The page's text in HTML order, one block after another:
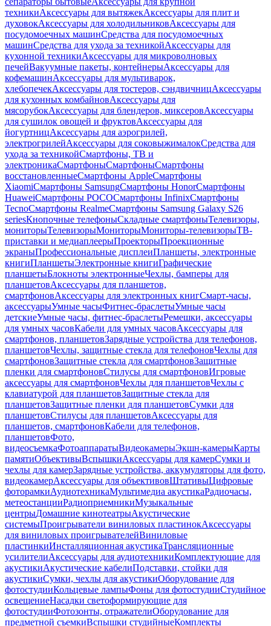
техникиАксессуары для вытяжекАксессуары для плит и
духовокАксессуары для холодильниковАксессуары для
посудомоечных машинСредства для посудомоечных
машинСредства для ухода за техникойАксессуары для
кухонной техникиАксессуары для микроволновых
печейВакуумные пакеты, контейнерыАксессуары для
кофемашинАксессуары для мультиварок,
хлебопечекАксессуары для тостеров, сэндвичницАксессуары
для кухонных комбайновАксессуары для
мясорубокАксессуары для блендеров, миксеровАксессуары
для сушилок овощей и фруктовАксессуары для
йогуртницАксессуары для аэрогрилей,
электрогрилейАксессуары для соковыжималокСредства для
ухода за техникойСмартфоны, ТВ и
электроникаСмартфоныСмартфоныСмартфоны
восстановленныеСмартфоны AppleСмартфоны
XiaomiСмартфоны SamsungСмартфоны HonorСмартфоны
HuaweiСмартфоны POCOСмартфоны InfinixСмартфоны
TecnoСмартфоны RealmeСмартфоны Samsung Galaxy S26
seriesКнопочные телефоныСкладные смартфоныТелевизоры,
мониторыТелевизорыМониторыМониторы-телевизорыТВ-
приставки и медиаплеерыПроекторыПроекционные
экраныПрофессиональные дисплеиПланшеты, электронные
книгиПланшетыЭлектронные книгиГрафические
планшетыБлокноты электронныеЧехлы, бамперы для
планшетовАксессуары для планшетов,
смартфоновАксессуары для электронных книгСмарт-часы,
аксессуарыУмные часыФитнес-браслетыУмные часы
детскиеУмные часы, фитнес-браслетыРемешки, аксессуары
для умных часовКабели для умных часовАксессуары для
смартфонов, планшетовЗарядные устройства для телефонов,
планшетовЧехлы, защитные стекла для телефоновЧехлы для
смартфоновЗащитные стекла для смартфоновЗащитные
пленки для смартфоновСтилусы для смартфоновИгровые
аксессуары для смартфоновЧехлы для планшетовЧехлы с
клавиатурой для планшетовЗащитные стекла для
планшетовЗащитные пленки для планшетовСумки для
планшетовСтилусы для планшетовАксессуары для
планшетов, смартфоновКабели для телефонов,
планшетовФото,
видеосъемкаФотоаппаратыВидеокамерыЭкшн-камерыКарты
памятиОбъективыВспышкиАксессуары для камерСумки и
чехлы для камерЗарядные устройства, аккумуляторы для фото,
видеокамерАксессуары для объективовШтативыЦифровые
фоторамкиАудиотехникаМультимедиа акустикаРадиочасы,
метеостанцииРадиоприемникиМузыкальные
центрыДомашние кинотеатрыАкустические
системыПроигрыватели виниловых пластинокАксессуары
для виниловых проигрывателейВиниловые
пластинкиИнсталляционная акустикаТрансляционные
усилителиАксессуары для аудиотехникиКомплектующие для
акустикиАкустические кабелиПодставки, стойки для
акустикиСумки, чехлы для акустикиОборудование для
фотостудииКольцевые лампыФоны для фотостудииСтудийное
освещениеНасадки светоформирующие для
фотостудииФотозонты, отражателиОборудование для
предметной съемкиВспышки студийныеКомплекты